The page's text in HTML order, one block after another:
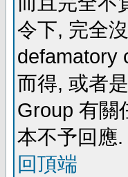
令下, 完全
defamatory
而得, 或者
Group 有關
本不予回應.
回頂端